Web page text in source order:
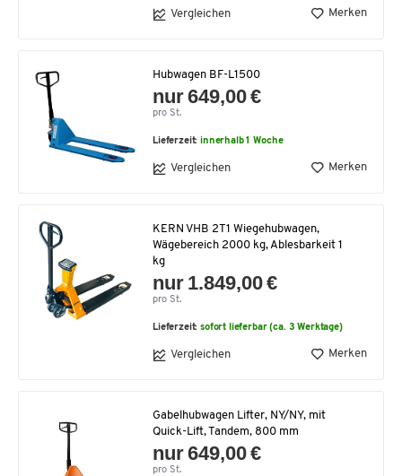
Vergleichen Merken
Hubwagen BF-L1500
nur 649,00 €
pro St.
Lieferzeit:innerhalb 1 Woche
Vergleichen Merken
KERN VHB 2T1 Wiegehubwagen,
Wägebereich 2000 kg, Ablesbarkeit 1
kg
nur 1.849,00 €
pro St.
Lieferzeit:sofort lieferbar (ca. 3 Werktage)
Vergleichen Merken
Gabelhubwagen Lifter, NY/NY, mit
Quick-Lift, Tandem, 800 mm
nur 649,00 €
pro St.